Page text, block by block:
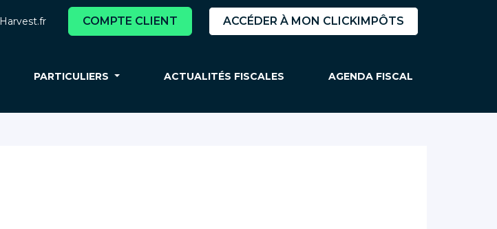
Harvest.fr COMPTE CLIENT ACCÉDER À MON CLICKIMPÔTS
PARTICULIERS ACTUALITÉS FISCALES AGENDA FISCAL